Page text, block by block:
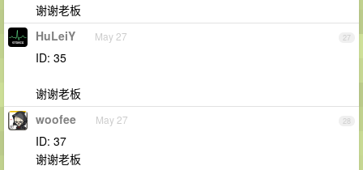
谢谢老板
27
HuLeiY May 27
ID: 35
谢谢老板
28
woofee May 27
ID: 37
谢谢老板